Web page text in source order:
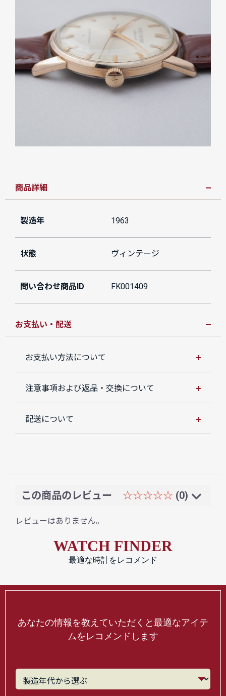
商品詳細
製造年 1963
状態 ヴィンテージ
問い合わせ商品ID FK001409
お支払い・配送
お支払い方法について
注意事項および返品・交換について
配送について
この商品のレビュー ☆☆☆☆☆ (0)
レビューはありません。
WATCH FINDER
最適な時計をレコメンド
あなたの情報を教えていただくと最適なアイテ
ムをレコメンドします